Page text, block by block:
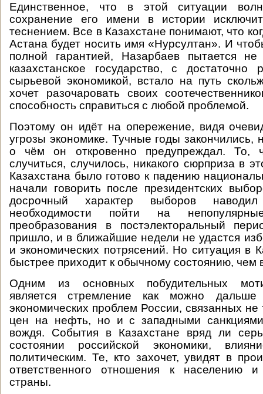
Единственное, что в этой ситуации
сохранение его имени в истории
теснением. Все в Казахстане понимают, что
Астана будет носить имя «Нурсултан». И
полной гарантией, Назарбаев пытается не
казахстанское государство, с достаточно
сырьевой экономикой, встало на путь
хочет разочаровать своих
способность справиться с любой проблемой.
Поэтому он идёт на опережение, видя
угрозы экономике. Тучные годы закончились,
о чём он откровенно предупреждал. То,
случиться, случилось, никакого сюрприза в
Казахстана было готово к падению
начали говорить после президентских
досрочный характер выборов
необходимости пойти на
преобразования в постэлекторальный
пришло, и в ближайшие недели не удастся
и экономических потрясений. Но ситуация в
быстрее приходит к обычному состоянию, чем
Одним из основных побудительных
является стремление как можно дальше
экономических проблем России, связанных не
цен на нефть, но и с западными
вождя. События в Казахстане вряд ли
состоянии российской экономики,
политическим. Те, кто захочет, увидят в
ответственного отношения к населению
страны.